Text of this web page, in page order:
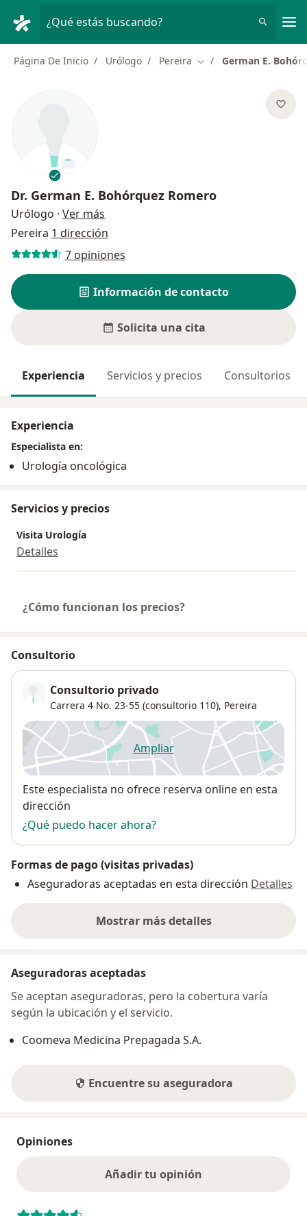
¿Qué estás buscando?
Página De Inicio Urólogo Pereira Cambiar de ciudad
German E.
Dr. German E. Bohórquez Romero
Urólogo · Ver más
Pereira 1 dirección
7 opiniones
Información de contacto
Solicita una cita
Experiencia Servicios y precios Consultorios
Experiencia
Especialista en:
Urología oncológica
Servicios y precios
Visita Urología
Detalles
¿Cómo funcionan los precios?
Consultorio
Consultorio privado
Carrera 4 No. 23-55 (consultorio 110), Pereira
Ampliarse abre en una nueva
Disponibilidad
Este especialista no ofrece reserva online en esta
dirección
¿Qué puedo hacer ahora?
Formas de pago (visitas privadas)
Aseguradoras aceptadas en esta dirección Detalles
Mostrar más detalles
sobre la dirección
Aseguradoras aceptadas
Se aceptan aseguradoras, pero la cobertura varía
según la ubicación y el servicio.
Coomeva Medicina Prepagada S.A.
Encuentre su aseguradora
Opiniones
Añadir tu opinión